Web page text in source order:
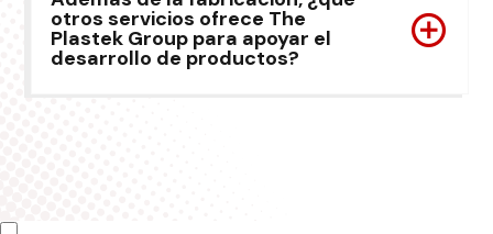
otros servicios ofrece The
Plastek Group para apoyar el
desarrollo de productos?